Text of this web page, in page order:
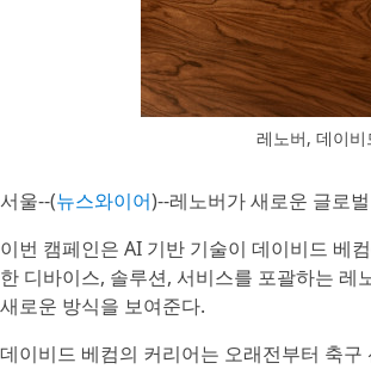
레노버, 데이비
서울--(뉴스와이어)--레노버가 새로운 글로
이번 캠페인은 AI 기반 기술이 데이비드 베
한 디바이스, 솔루션, 서비스를 포괄하는
새로운 방식을 보여준다.
데이비드 베컴의 커리어는 오래전부터 축